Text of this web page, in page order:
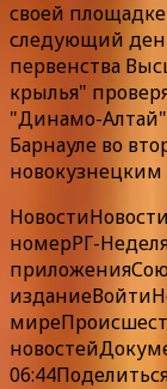
своей
следующий
первенства
крылья"
"Динамо-
Барнауле во
новокузнецким
номерРГ-
приложения
изданиеВойти
мире
новостей